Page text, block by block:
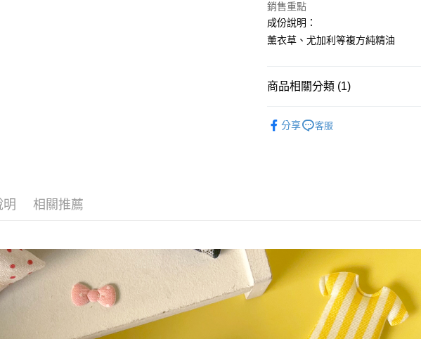
ATM付款
全家取貨付款
7-11取貨付款
銷售重點
成份說明：
薰衣草、尤加利等複方純精油
商品相關分類 (1)
分享
客服
明 相關推薦